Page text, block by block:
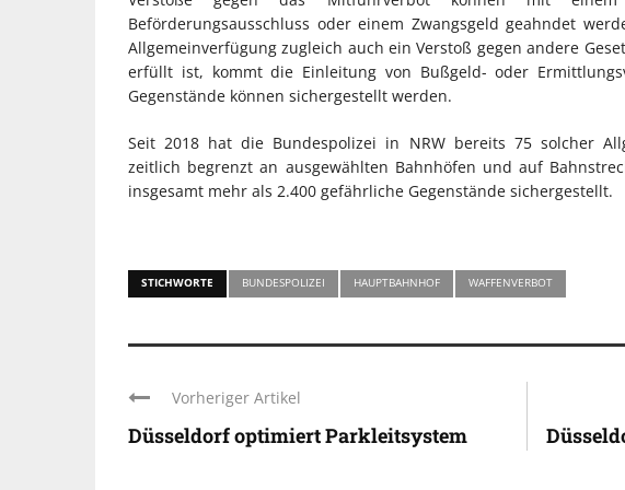
Beförderungsausschluss oder einem Zwangsgeld geahndet
Allgemeinverfügung zugleich auch ein Verstoß gegen andere
erfüllt ist, kommt die Einleitung von Bußgeld- oder
Gegenstände können sichergestellt werden.
Seit 2018 hat die Bundespolizei in NRW bereits 75 solcher
zeitlich begrenzt an ausgewählten Bahnhöfen und auf
insgesamt mehr als 2.400 gefährliche Gegenstände sichergestellt.
STICHWORTE BUNDESPOLIZEI HAUPTBAHNHOF WAFFENVERBOT
Vorheriger Artikel
Düsseldorf optimiert Parkleitsystem